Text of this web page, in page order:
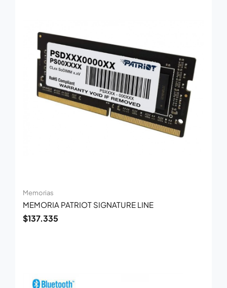
Memorias
MEMORIA PATRIOT SIGNATURE LINE
$137.335